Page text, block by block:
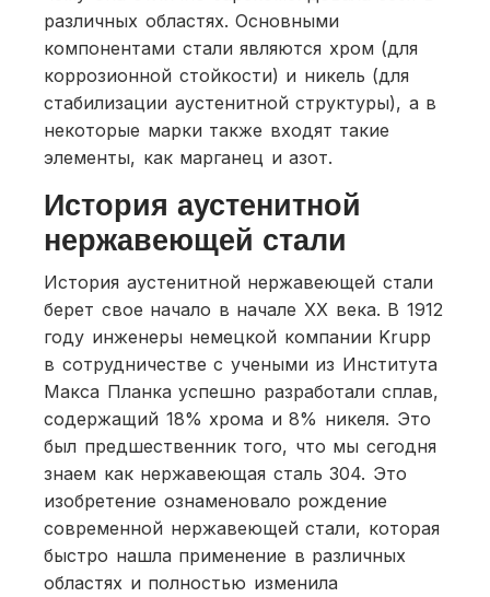
различных областях. Основными
компонентами стали являются хром (для
коррозионной стойкости) и никель (для
стабилизации аустенитной структуры), а в
некоторые марки также входят такие
элементы, как марганец и азот.
История аустенитной
нержавеющей стали
История аустенитной нержавеющей стали
берет свое начало в начале XX века. В 1912
году инженеры немецкой компании Krupp
в сотрудничестве с учеными из Института
Макса Планка успешно разработали сплав,
содержащий 18% хрома и 8% никеля. Это
был предшественник того, что мы сегодня
знаем как нержавеющая сталь 304. Это
изобретение ознаменовало рождение
современной нержавеющей стали, которая
быстро нашла применение в различных
областях и полностью изменила